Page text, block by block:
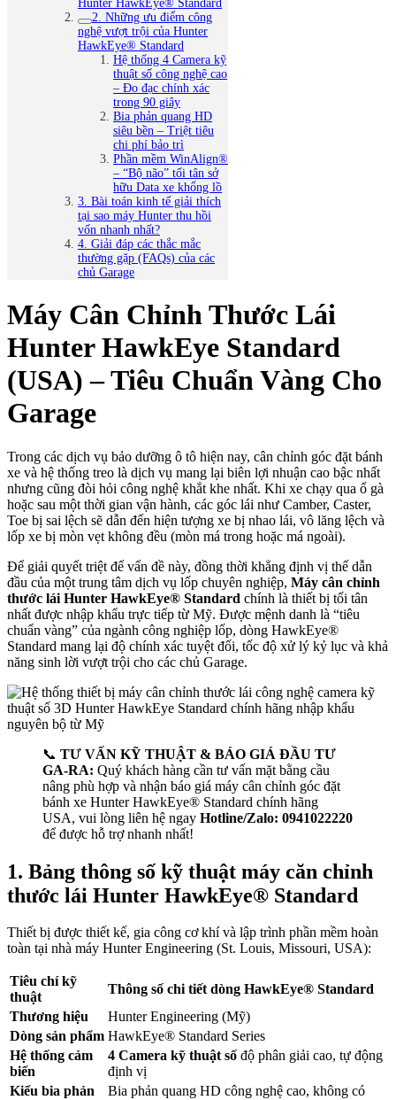
Hunter HawkEye® Standard
2. Những ưu điểm công
nghệ vượt trội của Hunter
HawkEye® Standard
Hệ thống 4 Camera kỹ
thuật số công nghệ cao
– Đo đạc chính xác
trong 90 giây
Bia phản quang HD
siêu bền – Triệt tiêu
chi phí bảo trì
Phần mềm WinAlign®
– “Bộ não” tối tân sở
hữu Data xe khổng lồ
3. Bài toán kinh tế giải thích
tại sao máy Hunter thu hồi
vốn nhanh nhất?
4. Giải đáp các thắc mắc
thường gặp (FAQs) của các
chủ Garage
Máy Cân Chỉnh Thước Lái
Hunter HawkEye Standard
(USA) – Tiêu Chuẩn Vàng Cho
Garage
Trong các dịch vụ bảo dưỡng ô tô hiện nay, cân chỉnh góc đặt bánh
xe và hệ thống treo là dịch vụ mang lại biên lợi nhuận cao bậc nhất
nhưng cũng đòi hỏi công nghệ khắt khe nhất. Khi xe chạy qua ổ gà
hoặc sau một thời gian vận hành, các góc lái như Camber, Caster,
Toe bị sai lệch sẽ dẫn đến hiện tượng xe bị nhao lái, vô lăng lệch và
lốp xe bị mòn vẹt không đều (mòn má trong hoặc má ngoài).
Để giải quyết triệt để vấn đề này, đồng thời khẳng định vị thế dẫn
đầu của một trung tâm dịch vụ lốp chuyên nghiệp, Máy cân chỉnh
thước lái Hunter HawkEye® Standard chính là thiết bị tối tân
nhất được nhập khẩu trực tiếp từ Mỹ. Được mệnh danh là “tiêu
chuẩn vàng” của ngành công nghiệp lốp, dòng HawkEye®
Standard mang lại độ chính xác tuyệt đối, tốc độ xử lý kỷ lục và khả
năng sinh lời vượt trội cho các chủ Garage.
📞 TƯ VẤN KỸ THUẬT & BÁO GIÁ ĐẦU TƯ
GA-RA: Quý khách hàng cần tư vấn mặt bằng cầu
nâng phù hợp và nhận báo giá máy cân chỉnh góc đặt
bánh xe Hunter HawkEye® Standard chính hãng
USA, vui lòng liên hệ ngay Hotline/Zalo: 0941022220
để được hỗ trợ nhanh nhất!
1. Bảng thông số kỹ thuật máy căn chỉnh
thước lái Hunter HawkEye® Standard
Thiết bị được thiết kế, gia công cơ khí và lập trình phần mềm hoàn
toàn tại nhà máy Hunter Engineering (St. Louis, Missouri, USA):
Tiêu chí kỹ
thuật
Thông số chi tiết dòng HawkEye® Standard
Thương hiệu
Hunter Engineering (Mỹ)
Dòng sản phẩm HawkEye® Standard Series
Hệ thống cảm
biến
4 Camera kỹ thuật số độ phân giải cao, tự động
định vị
Kiểu bia phản
Bia phản quang HD công nghệ cao, không có